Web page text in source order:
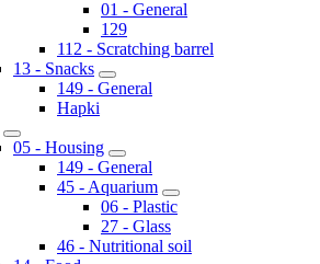
01 - General
129
112 - Scratching barrel
13 - Snacks
149 - General
Hapki
05 - Housing
149 - General
45 - Aquarium
06 - Plastic
27 - Glass
46 - Nutritional soil